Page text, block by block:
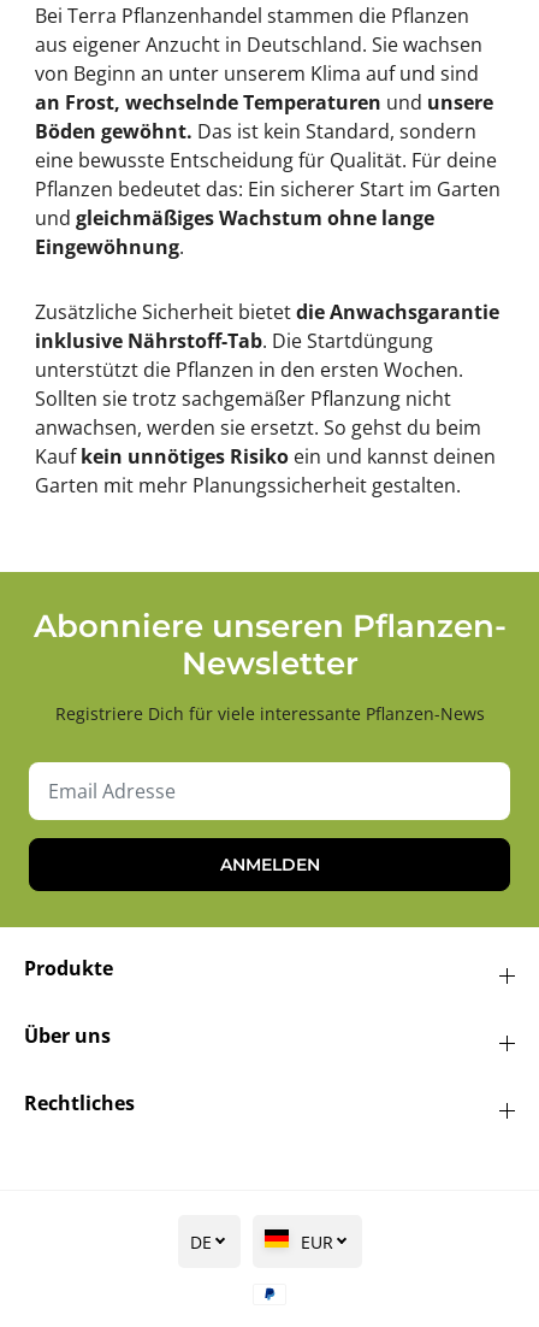
Bei Terra Pflanzenhandel stammen die Pflanzen
aus eigener Anzucht in Deutschland. Sie wachsen
von Beginn an unter unserem Klima auf und sind
an Frost, wechselnde Temperaturen und unsere
Böden gewöhnt. Das ist kein Standard, sondern
eine bewusste Entscheidung für Qualität. Für deine
Pflanzen bedeutet das: Ein sicherer Start im Garten
und gleichmäßiges Wachstum ohne lange
Eingewöhnung.
Zusätzliche Sicherheit bietetdie Anwachsgarantie
inklusive Nährstoff-Tab. Die Startdüngung
unterstützt die Pflanzen in den ersten Wochen.
Sollten sie trotz sachgemäßer Pflanzung nicht
anwachsen, werden sie ersetzt. So gehst du beim
Kaufkein unnötiges Risiko ein und kannst deinen
Garten mit mehr Planungssicherheit gestalten.
Abonniere unseren Pflanzen-
Newsletter
Registriere Dich für viele interessante Pflanzen-News
ANMELDEN
Produkte
Über uns
Rechtliches
DE EUR